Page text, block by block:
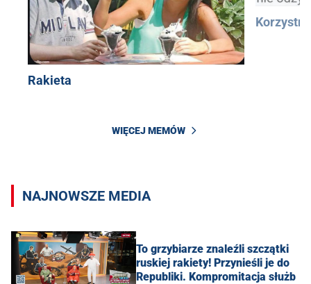
Rakieta
WIĘCEJ MEMÓW
NAJNOWSZE MEDIA
To grzybiarze znaleźli szczątki
ruskiej rakiety! Przynieśli je do
Republiki. Kompromitacja służb